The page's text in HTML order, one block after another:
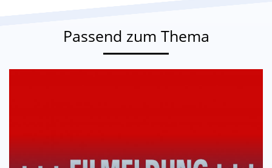
Passend zum Thema